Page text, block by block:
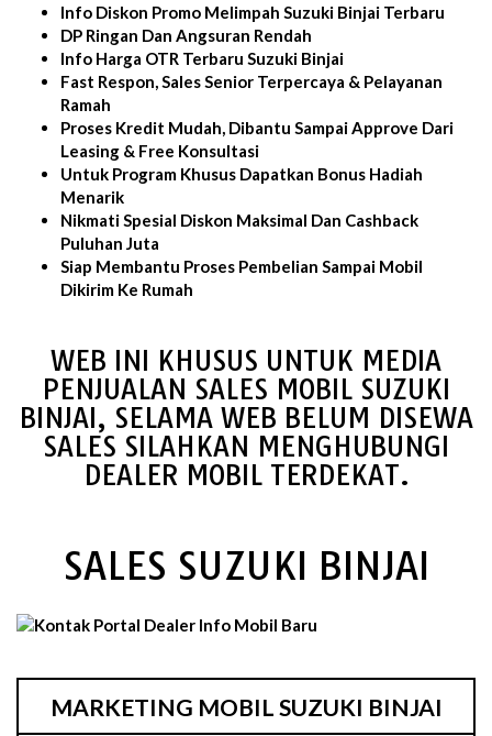
Info Diskon Promo Melimpah Suzuki Binjai Terbaru
DP Ringan Dan Angsuran Rendah
Info Harga OTR Terbaru Suzuki Binjai
Fast Respon, Sales Senior Terpercaya & Pelayanan
Ramah
Proses Kredit Mudah, Dibantu Sampai Approve Dari
Leasing & Free Konsultasi
Untuk Program Khusus Dapatkan Bonus Hadiah
Menarik
Nikmati Spesial Diskon Maksimal Dan Cashback
Puluhan Juta
Siap Membantu Proses Pembelian Sampai Mobil
Dikirim Ke Rumah
WEB INI KHUSUS UNTUK MEDIA
PENJUALAN SALES MOBIL SUZUKI
BINJAI, SELAMA WEB BELUM DISEWA
SALES SILAHKAN MENGHUBUNGI
DEALER MOBIL TERDEKAT.
SALES SUZUKI BINJAI
MARKETING MOBIL SUZUKI BINJAI